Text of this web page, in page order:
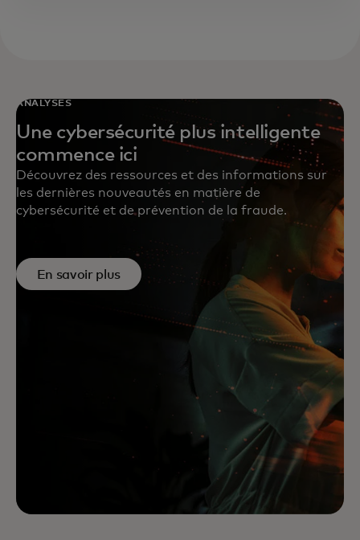
ANALYSES
Une cybersécurité plus intelligente
commence ici
Découvrez des ressources et des informations sur
les dernières nouveautés en matière de
cybersécurité et de prévention de la fraude.
En savoir plus